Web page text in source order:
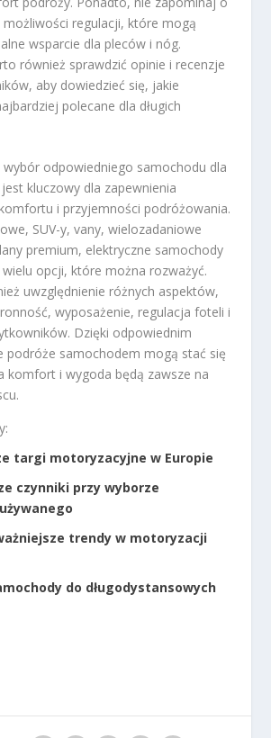
regulacji, które mogą
wsparcie dla pleców i nóg.
również sprawdzić opinie i recenzje
aby dowiedzieć się, jakie
polecane dla długich
odpowiedniego samochodu dla
kluczowy dla zapewnienia
i przyjemności podróżowania.
SUV-y, vany, wielozadaniowe
premium, elektryczne samochody
opcji, które można rozważyć.
uwzględnienie różnych aspektów,
wyposażenie, regulacja foteli i
Dzięki odpowiednim
podróże samochodem mogą stać się
komfort i wygoda będą zawsze na
targi motoryzacyjne w Europie
czynniki przy wyborze
trendy w motoryzacji
do długodystansowych